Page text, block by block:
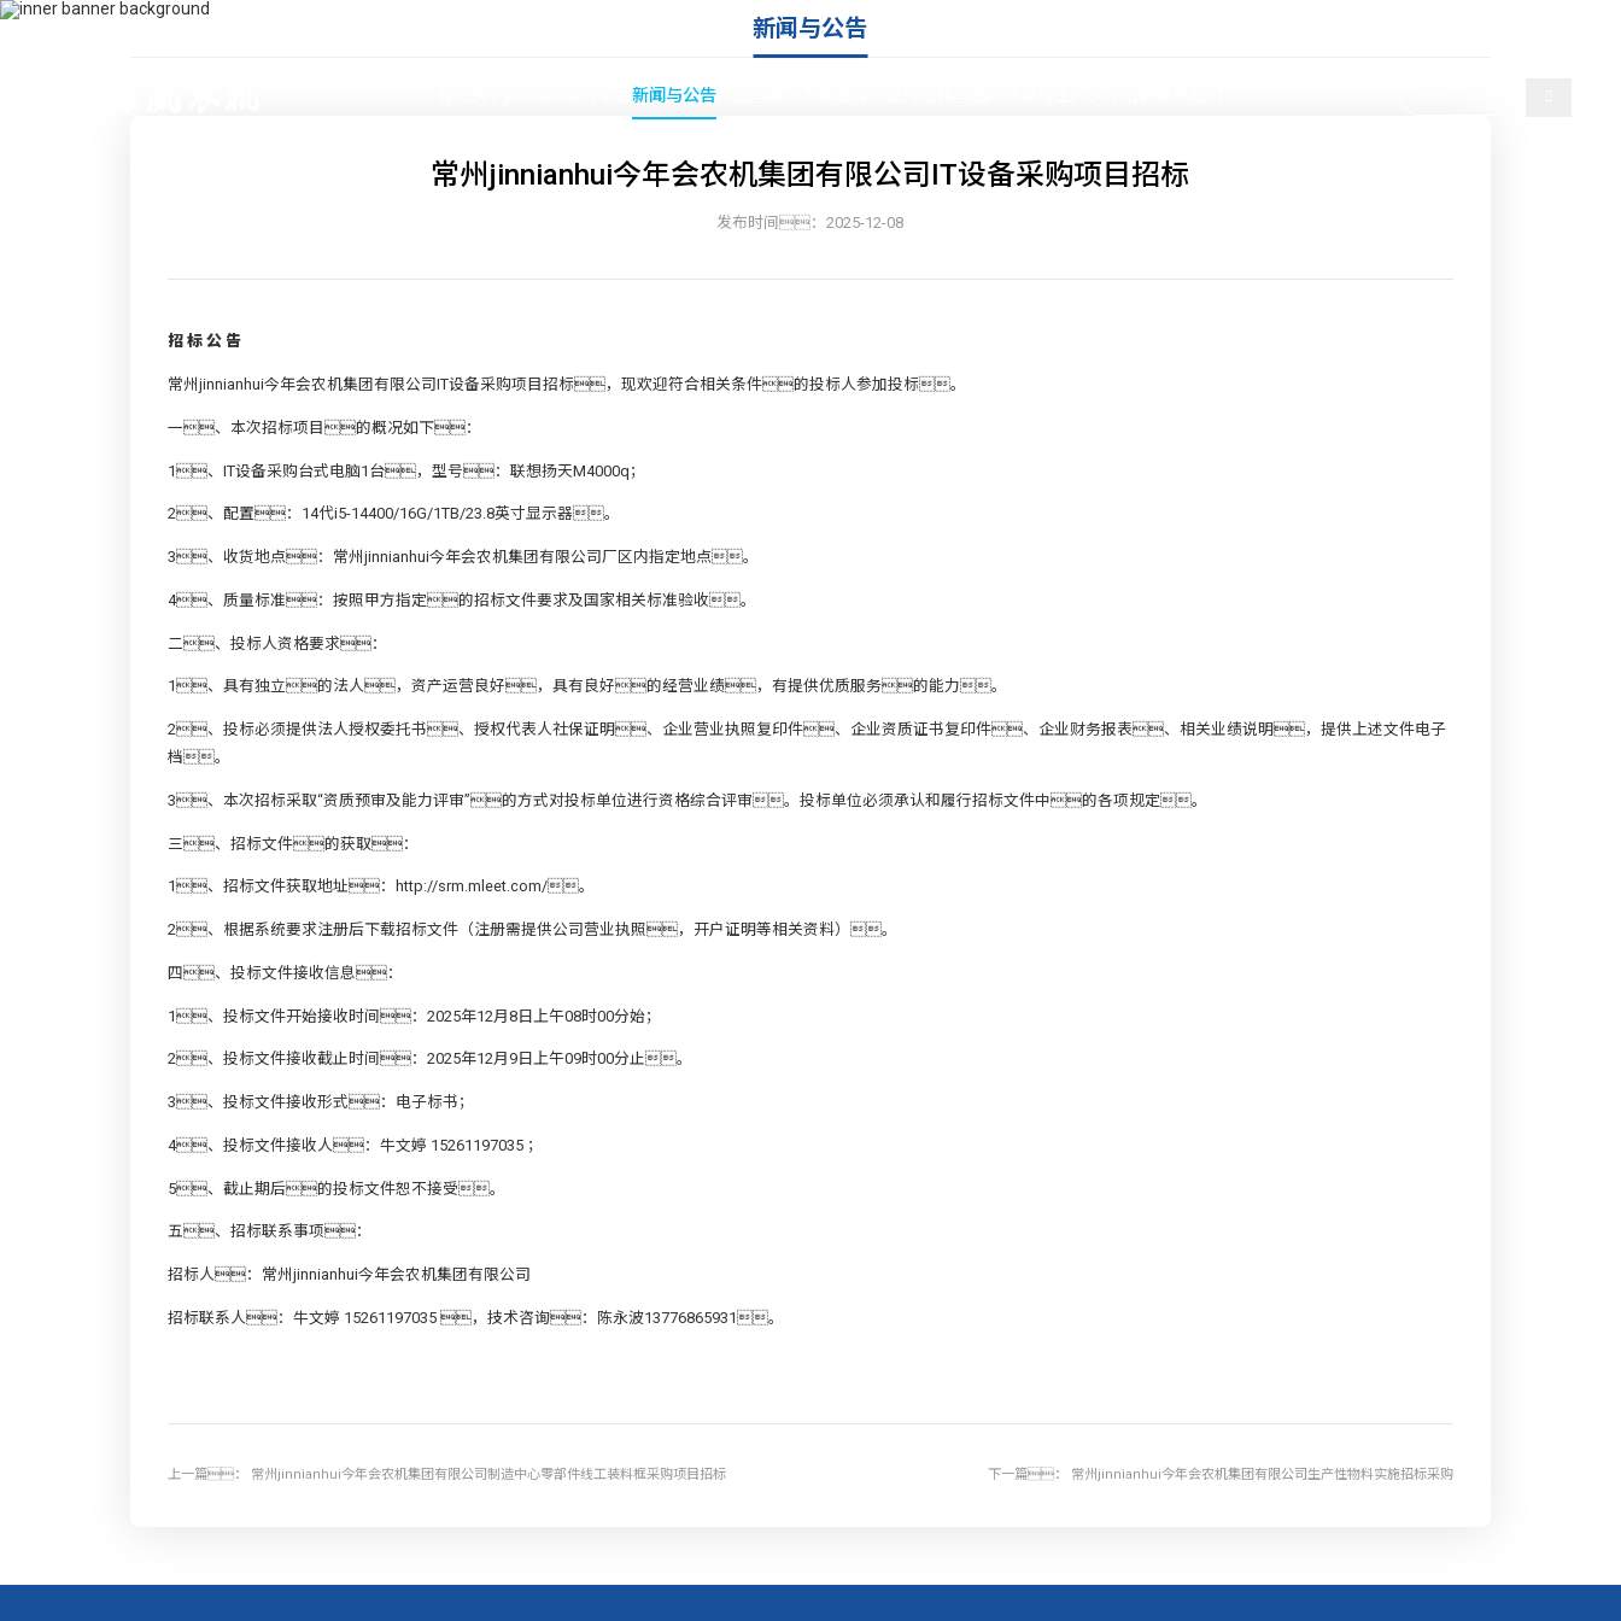
dfam@mleet.com
新闻与公告产品与解决方案
新闻与公告
常州jinnianhui今年会农机集团有限公司IT设备采购项目招标
发布时间：2025-12-08
招 标 公 告
常州jinnianhui今年会农机集团有限公司IT设备采购项目招标，现欢迎符合相关条件的投标人参加投标。
一、本次招标项目的概况如下：
1、IT设备采购台式电脑1台，型号：联想扬天M4000q；
2、配置：14代i5-14400/16G/1TB/23.8英寸显示器。
3、收货地点：常州jinnianhui今年会农机集团有限公司厂区内指定地点。
4、质量标准：按照甲方指定的招标文件要求及国家相关标准验收。
二、投标人资格要求：
1、具有独立的法人，资产运营良好，具有良好的经营业绩，有提供优质服务的能力。
2、投标必须提供法人授权委托书、授权代表人社保证明、企业营业执照复印件、企业资质证书复印件、企业财务报表、相关业绩说明，提供上述文件电子
档。
3、本次招标采取“资质预审及能力评审”的方式对投标单位进行资格综合评审。投标单位必须承认和履行招标文件中的各项规定。
三、招标文件的获取：
1、招标文件获取地址： http://srm.mleet.com/。
2、根据系统要求注册后下载招标文件（注册需提供公司营业执照，开户证明等相关资料）。
四、投标文件接收信息：
1、投标文件开始接收时间：2025年12月8日上午08时00分始；
2、投标文件接收截止时间：2025年12月9日上午09时00分止。
3、投标文件接收形式：电子标书；
4、投标文件接收人：牛文婷 15261197035 ；
5、截止期后的投标文件恕不接受。
五、招标联系事项：
招标人：常州jinnianhui今年会农机集团有限公司
招标联系人：牛文婷 15261197035 ，技术咨询：陈永波13776865931。
上一篇： 常州jinnianhui今年会农机集团有限公司制造中心零部件线工装料框采购项目招标 下一篇： 常州jinnianhui今年会农机集团有限公司生产性物料实施招标采购